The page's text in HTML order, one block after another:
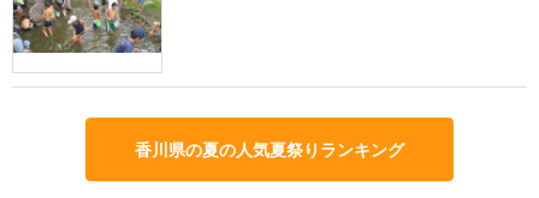
香川県の夏の人気夏祭りランキング